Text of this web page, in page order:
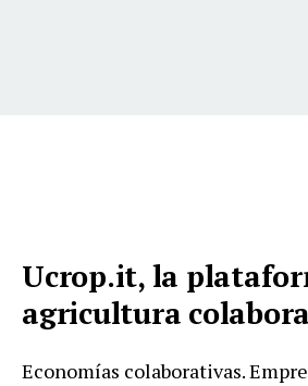
Ucrop.it, la
agricultura
Economías colaborativas.